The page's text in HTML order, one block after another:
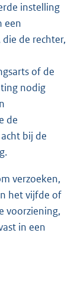
instelling
een
de rechter,
of de
nodig
de
bij de
verzoeken,
het vijfde of
voorziening,
in een